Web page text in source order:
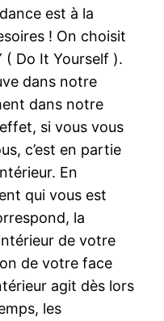
est à la
! On choisit
( Do It Yourself ).
dans notre
dans notre
si vous vous
c’est en partie
En
qui vous est
la
de votre
de votre face
agit dès lors
les